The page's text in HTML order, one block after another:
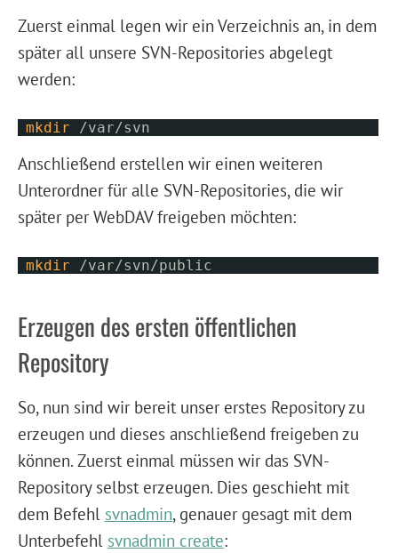
Zuerst einmal legen wir ein Verzeichnis an, in dem
später all unsere SVN-Repositories abgelegt
werden:
mkdir /var/svn
Anschließend erstellen wir einen weiteren
Unterordner für alle SVN-Repositories, die wir
später per WebDAV freigeben möchten:
mkdir /var/svn/public
Erzeugen des ersten öffentlichen
Repository
So, nun sind wir bereit unser erstes Repository zu
erzeugen und dieses anschließend freigeben zu
können. Zuerst einmal müssen wir das SVN-
Repository selbst erzeugen. Dies geschieht mit
dem Befehl svnadmin, genauer gesagt mit dem
Unterbefehl svnadmin create: